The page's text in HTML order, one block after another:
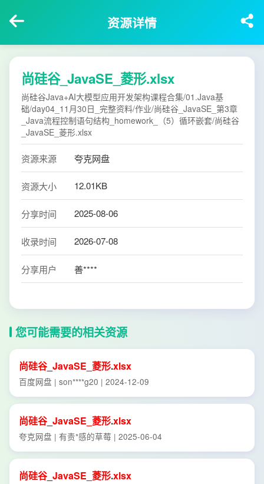
资源详情
尚硅谷_JavaSE_菱形.xlsx
尚硅谷Java+AI大模型应用开发架构课程合集/01.Java基
础/day04_11月30日_完整资料/作业/尚硅谷_JavaSE_第3章
_Java流程控制语句结构_homework_（5）循环嵌套/尚硅谷
_JavaSE_菱形.xlsx
资源来源 夸克网盘
资源大小 12.01KB
分享时间 2025-08-06
收录时间 2026-07-08
分享用户 善****
您可能需要的相关资源
尚硅谷_ JavaSE_ 菱形.xlsx
百度网盘 | son****g20 | 2024-12-09
尚硅谷_ JavaSE_ 菱形.xlsx
夸克网盘 | 有责*感的草莓 | 2025-06-04
尚硅谷_ JavaSE_ 菱形.xlsx